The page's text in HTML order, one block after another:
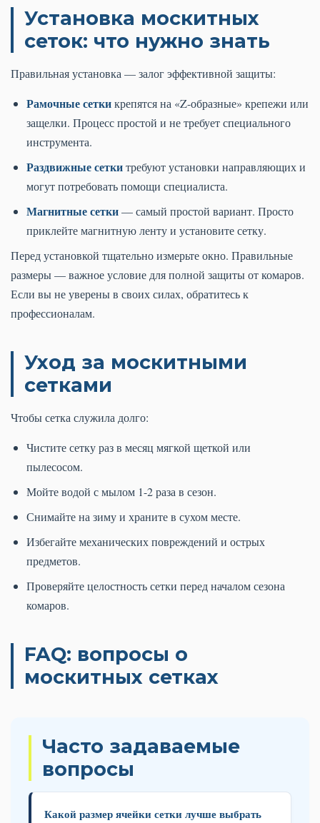
Установка москитных
сеток: что нужно знать
Правильная установка — залог эффективной защиты:
Рамочные сеткикрепятся на «Z-образные» крепежи или
защелки. Процесс простой и не требует специального
инструмента.
Раздвижные сеткитребуют установки направляющих и
могут потребовать помощи специалиста.
Магнитные сетки— самый простой вариант. Просто
приклейте магнитную ленту и установите сетку.
Перед установкой тщательно измерьте окно. Правильные
размеры — важное условие для полной защиты от комаров.
Если вы не уверены в своих силах, обратитесь к
профессионалам.
Уход за москитными
сетками
Чтобы сетка служила долго:
Чистите сетку раз в месяц мягкой щеткой или
пылесосом.
Мойте водой с мылом 1-2 раза в сезон.
Снимайте на зиму и храните в сухом месте.
Избегайте механических повреждений и острых
предметов.
Проверяйте целостность сетки перед началом сезона
комаров.
FAQ: вопросы о
москитных сетках
Часто задаваемые
вопросы
Какой размер ячейки сетки лучше выбрать